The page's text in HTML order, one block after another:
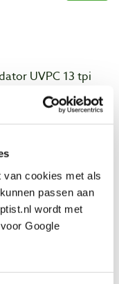
van cookies met als
passen aan
wordt met
Google
UVPC 13 tpi
X 7 tpi 559 mm